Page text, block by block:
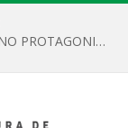
REGULAMENTO OFICIAL DO PRÊMIO ALUNO PROTAGONISTA – EDIÇÃO 2026